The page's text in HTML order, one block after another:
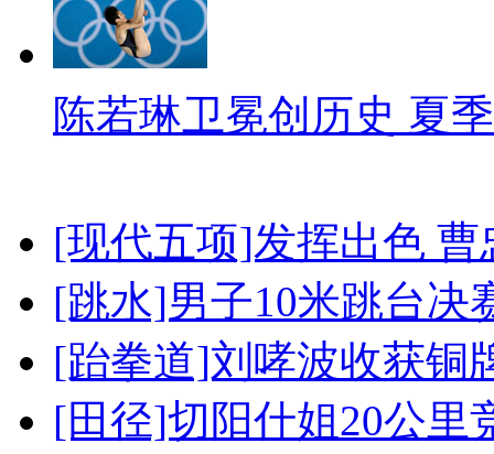
陈若琳卫冕创历史 夏
[现代五项]发挥出色
[跳水]男子10米跳台决
[跆拳道]刘哮波收获铜
[田径]切阳什姐20公里